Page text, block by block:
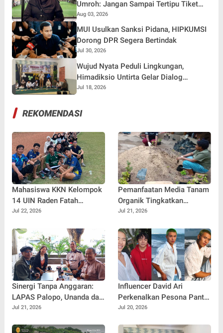
Umroh: Jangan Sampai Tertipu Tiket
Pesawat
Aug 03, 2026
MUI Usulkan Sanksi Pidana, HIPKUMSI
Dorong DPR Segera Bertindak
Jul 30, 2026
Wujud Nyata Peduli Lingkungan,
Himadiksio Untirta Gelar Dialog
Lingkungan "Merawat Bumi dari Desa"
Jul 18, 2026
REKOMENDASI
Mahasiswa KKN Kelompok
14 UIN Raden Fatah
Palembang Jalin
Warga Gunung Kemala
Lewat Sparing Sepak Bola
Jul 22, 2026
Pemanfaatan Media Tanam
Organik Tingkatkan
Keterampilan Masyarakat
Hias
Jul 21, 2026
Sinergi Tanpa Anggaran:
LAPAS Palopo, Unanda dan
LSM Wanua Lestari. Inisiasi
Jul 21, 2026
Influencer David Ari
Perkenalkan Pesona Pantai
Nelayan Canggu Lewat
Ternama China Yenan Yutio
Jul 20, 2026